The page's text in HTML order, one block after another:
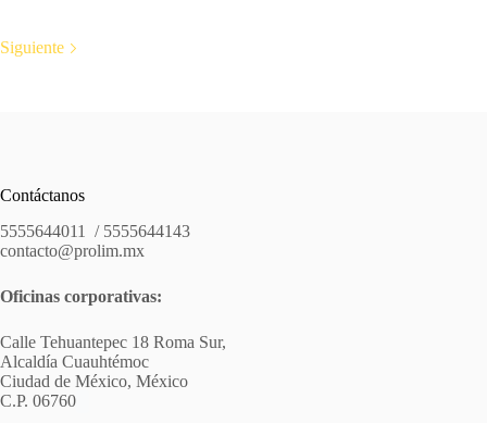
Siguiente
Contáctanos
5555644011 / 5555644143
contacto@prolim.mx
Oficinas corporativas:
Calle Tehuantepec 18 Roma Sur,
Alcaldía Cuauhtémoc
Ciudad de México, México
C.P. 06760